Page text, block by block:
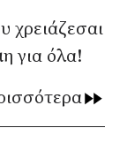
χρειάζεσαι
για όλα!